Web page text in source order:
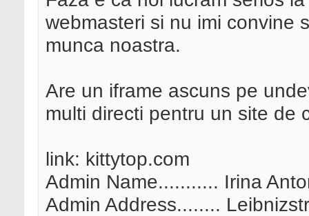
webmasteri si nu imi convine
munca noastra.
Are un iframe ascuns pe
multi directi pentru un site de
link: kittytop.com
Admin Name........... Irina
Admin Address........